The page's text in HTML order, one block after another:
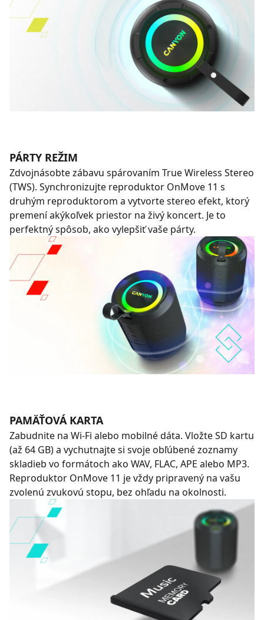
PÁRTY REŽIM
Zdvojnásobte zábavu spárovaním True Wireless Stereo
(TWS). Synchronizujte reproduktor OnMove 11 s
druhým reproduktorom a vytvorte stereo efekt, ktorý
premení akýkoľvek priestor na živý koncert. Je to
perfektný spôsob, ako vylepšiť vaše párty.
PAMÄŤOVÁ KARTA
Zabudnite na Wi-Fi alebo mobilné dáta. Vložte SD kartu
(až 64 GB) a vychutnajte si svoje obľúbené zoznamy
skladieb vo formátoch ako WAV, FLAC, APE alebo MP3.
Reproduktor OnMove 11 je vždy pripravený na vašu
zvolenú zvukovú stopu, bez ohľadu na okolnosti.